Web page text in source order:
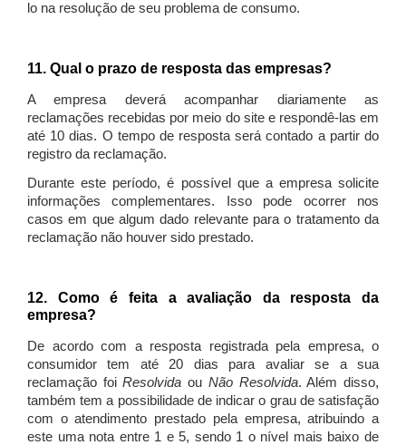
lo na resolução de seu problema de consumo.
11. Qual o prazo de resposta das empresas?
A empresa deverá acompanhar diariamente as
reclamações recebidas por meio do site e respondê-las em
até 10 dias. O tempo de resposta será contado a partir do
registro da reclamação.
Durante este período, é possível que a empresa solicite
informações complementares. Isso pode ocorrer nos
casos em que algum dado relevante para o tratamento da
reclamação não houver sido prestado.
12. Como é feita a avaliação da resposta da
empresa?
De acordo com a resposta registrada pela empresa, o
consumidor tem até 20 dias para avaliar se a sua
reclamação foiResolvida ou Não Resolvida. Além disso,
também tem a possibilidade de indicar o grau de satisfação
com o atendimento prestado pela empresa, atribuindo a
este uma nota entre 1 e 5, sendo 1 o nível mais baixo de